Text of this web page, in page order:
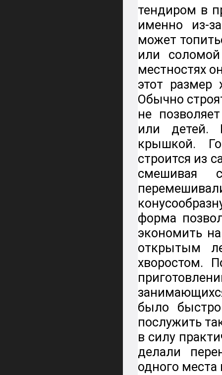
тендиром в
именно из-
может
или
местностях
этот размер
Обычно
не
или детей.
крышкой.
строится из
смешивая
форма
экономить
открытым
хворостом.
было
послужить
в силу
делали
одного места